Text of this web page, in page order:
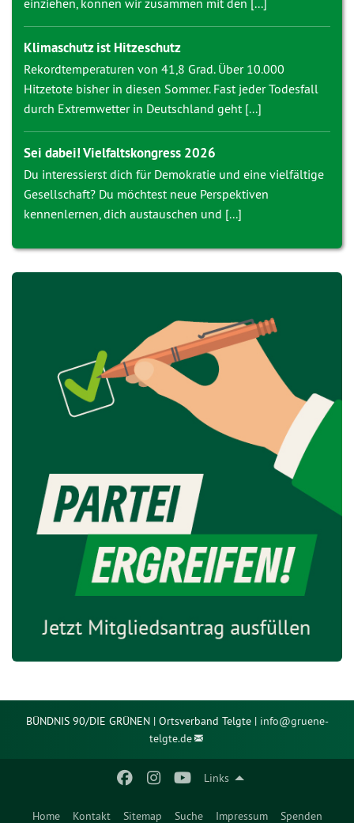
Links
Home Kontakt Sitemap Suche Impressum Spenden
einziehen, können wir zusammen mit den [...]
Klimaschutz ist Hitzeschutz
Rekordtemperaturen von 41,8 Grad. Über 10.000
Hitzetote bisher in diesen Sommer. Fast jeder Todesfall
durch Extremwetter in Deutschland geht [...]
Sei dabei! Vielfaltskongress 2026
Du interessierst dich für Demokratie und eine vielfältige
Gesellschaft? Du möchtest neue Perspektiven
kennenlernen, dich austauschen und [...]
BÜNDNIS 90/DIE GRÜNEN | Ortsverband Telgte | info@gruene-
telgte.de